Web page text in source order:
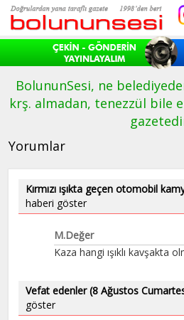
BolununSesi, ne
krş. almadan, tenezzül bile
Yorumlar
Kırmızı ışıkta geçen otomobil
haberi göster
M.Değer
Kaza hangi ışıklı kavşakta
Vefat edenler (8 Ağustos
göster